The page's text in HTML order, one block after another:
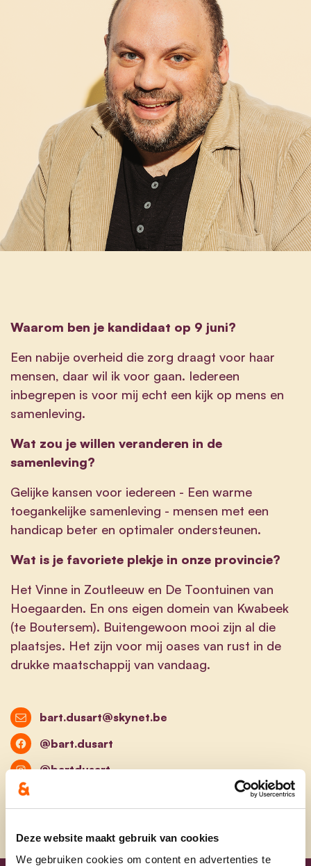
Deze website maakt gebruik van cookies
We gebruiken cookies om content en advertenties te
Waarom ben je kandidaat op 9 juni?
Een nabije overheid die zorg draagt voor haar
mensen, daar wil ik voor gaan. Iedereen
inbegrepen is voor mij echt een kijk op mens en
samenleving.
Wat zou je willen veranderen in de
samenleving?
Gelijke kansen voor iedereen - Een warme
toegankelijke samenleving - mensen met een
handicap beter en optimaler ondersteunen.
Wat is je favoriete plekje in onze provincie?
Het Vinne in Zoutleeuw en De Toontuinen van
Hoegaarden. En ons eigen domein van Kwabeek
(te Boutersem). Buitengewoon mooi zijn al die
plaatsjes. Het zijn voor mij oases van rust in de
drukke maatschappij van vandaag.
bart.dusart@skynet.be
@bart.dusart
@bartdusart